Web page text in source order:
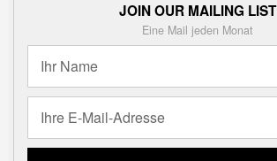
JOIN OUR MAILING LIST
Eine Mail jeden Monat